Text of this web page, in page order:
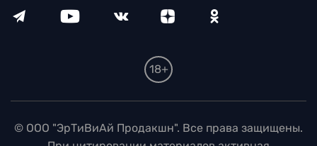
18+
© ООО "ЭрТиВиАй Продакшн". Все права защищены.